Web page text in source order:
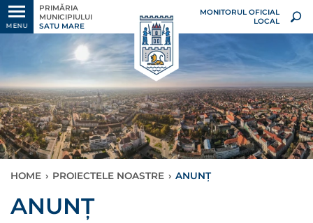
MENU
PRIMĂRIA
MUNICIPIULUI
SATU MARE
MONITORUL OFICIAL
LOCAL
HOME › PROIECTELE NOASTRE › ANUNȚ
ANUNȚ